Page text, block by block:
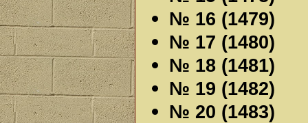
№ 16 (1479)
№ 17 (1480)
№ 18 (1481)
№ 19 (1482)
№ 20 (1483)